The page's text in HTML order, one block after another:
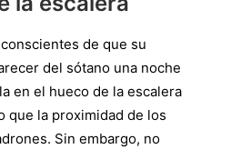
de que su
del sótano una noche
en el hueco de la escalera
que la proximidad de los
Sin embargo, no